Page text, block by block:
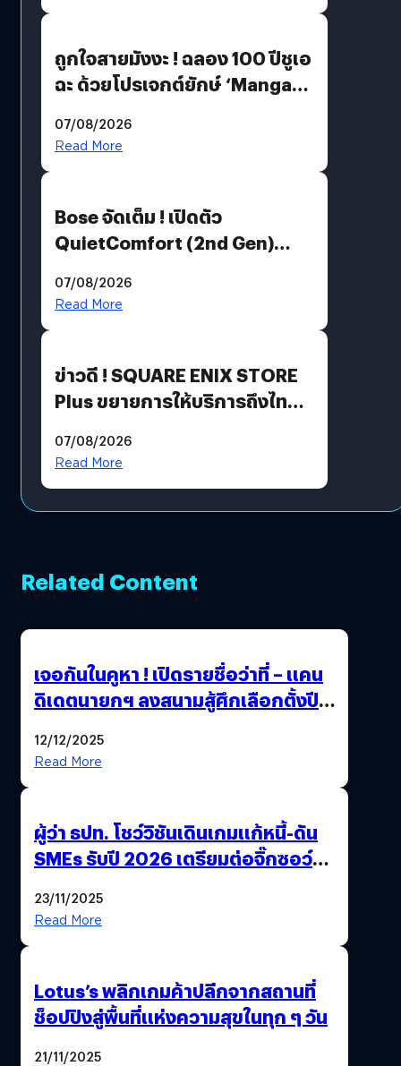
ถูกใจสายมังงะ ! ฉลอง 100 ปีชูเอ
ฉะ ด้วยโปรเจกต์ยักษ์ ‘Manga
มีภาษาไทยด้วย
07/08/2026
Read More
Bose จัดเต็ม ! เปิดตัว
QuietComfort (2nd Gen)
07/08/2026
Read More
ข่าวดี ! SQUARE ENIX STORE
Plus ขยายการให้บริการถึงไทย
โดยตรง
07/08/2026
Read More
Related Content
เจอกันในคูหา ! เปิดรายชื่อว่าที่ – แคน
ดิเดตนายกฯ ลงสนามสู้ศึกเลือกตั้งปี
12/12/2025
Read More
ผู้ว่า ธปท. โชว์วิชันเดินเกมแก้หนี้-ดัน
SMEs รับปี 2026 เตรียมต่อจิ๊กซอว์
23/11/2025
Read More
Lotus’s พลิกเกมค้าปลีกจากสถานที่
ช็อปปิงสู่พื้นที่แห่งความสุขในทุก ๆ วัน
21/11/2025